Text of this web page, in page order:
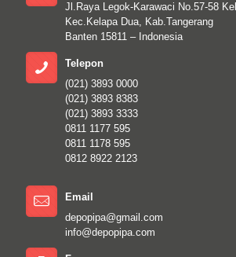
Jl.Raya Legok-Karawaci No.57-58
Kec.Kelapa Dua, Kab.Tangerang
Banten 15811 – Indonesia
Telepon
(021) 3893 0000
(021) 3893 8383
(021) 3893 3333
0811 1177 595
0811 1178 595
0812 8922 2123
Email
depopipa@gmail.com
info@depopipa.com